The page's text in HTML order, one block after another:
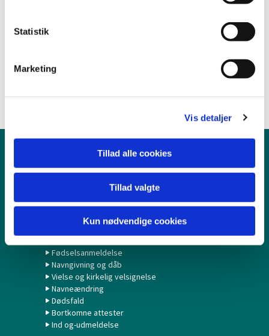
Statistik
Marketing
Vis detaljer
Tillad alle cookies
Tillad valgte
Kun nødvendige cookies
Konfirmation/Konfirmander
Minikonfirmander
Fødselsanmeldelse
Navngivning og dåb
Vielse og kirkelig velsignelse
Navneændring
Dødsfald
Bortkomne attester
Ind og-udmeldelse